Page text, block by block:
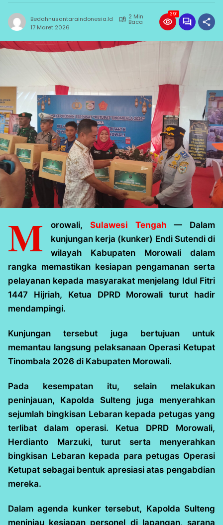
Bedahnusantaraindonesia.id 2 Min
Baca
17 Maret 2026
391
M orowali, Sulawesi Tengah — Dalam
kunjungan kerja (kunker) Endi Sutendi di
wilayah Kabupaten Morowali dalam
rangka memastikan kesiapan pengamanan serta
pelayanan kepada masyarakat menjelang Idul Fitri
1447 Hijriah, Ketua DPRD Morowali turut hadir
mendampingi.
Kunjungan tersebut juga bertujuan untuk
memantau langsung pelaksanaan Operasi Ketupat
Tinombala 2026 di Kabupaten Morowali.
Pada kesempatan itu, selain melakukan
peninjauan, Kapolda Sulteng juga menyerahkan
sejumlah bingkisan Lebaran kepada petugas yang
terlibat dalam operasi. Ketua DPRD Morowali,
Herdianto Marzuki, turut serta menyerahkan
bingkisan Lebaran kepada para petugas Operasi
Ketupat sebagai bentuk apresiasi atas pengabdian
mereka.
Dalam agenda kunker tersebut, Kapolda Sulteng
meninjau kesiapan personel di lapangan, sarana